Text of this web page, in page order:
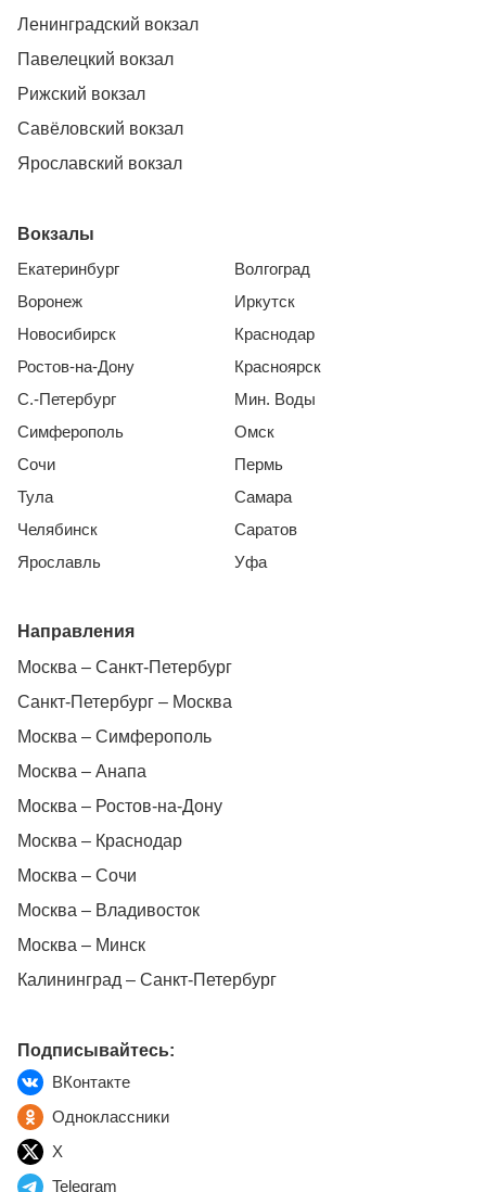
Ленинградский вокзал
Павелецкий вокзал
Рижский вокзал
Савёловский вокзал
Ярославский вокзал
Вокзалы
Екатеринбург
Воронеж
Новосибирск
Ростов-на-Дону
С.-Петербург
Симферополь
Сочи
Тула
Челябинск
Ярославль
Волгоград
Иркутск
Краснодар
Красноярск
Мин. Воды
Омск
Пермь
Самара
Саратов
Уфа
Направления
Москва – Санкт-Петербург
Санкт-Петербург – Москва
Москва – Симферополь
Москва – Анапа
Москва – Ростов-на-Дону
Москва – Краснодар
Москва – Сочи
Москва – Владивосток
Москва – Минск
Калининград – Санкт-Петербург
Подписывайтесь:
ВКонтакте
Одноклассники
X
Telegram